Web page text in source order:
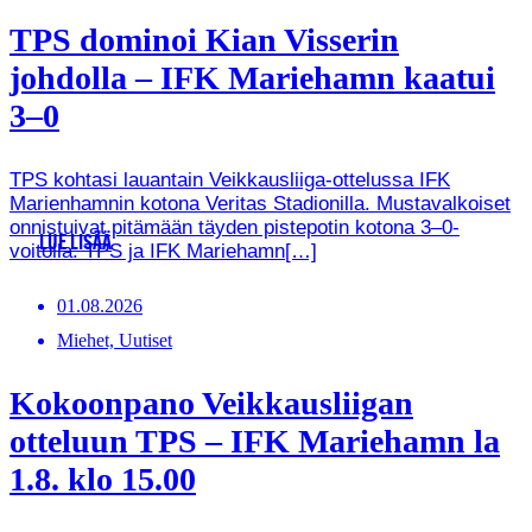
TPS dominoi Kian Visserin
johdolla – IFK Mariehamn kaatui
3–0
TPS kohtasi lauantain Veikkausliiga-ottelussa IFK
Marienhamnin kotona Veritas Stadionilla. Mustavalkoiset
onnistuivat pitämään täyden pistepotin kotona 3–0-
voitolla. TPS ja IFK Mariehamn[…]
LUE LISÄÄ
01.08.2026
Miehet, Uutiset
Kokoonpano Veikkausliigan
otteluun TPS – IFK Mariehamn la
1.8. klo 15.00